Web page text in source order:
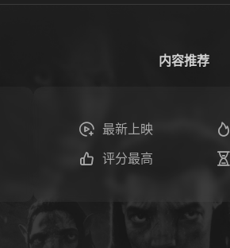
内容推荐
最新上映
评分最高